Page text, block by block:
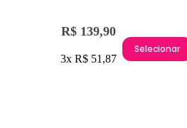
R$ 139,90
3x R$ 51,87
Selecionar